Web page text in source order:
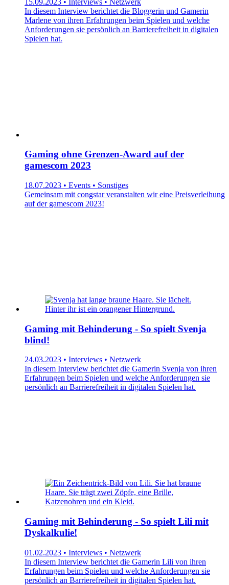
In diesem Interview berichtet die Bloggerin und Gamerin
Marlene von ihren Erfahrungen beim Spielen und welche
Anforderungen sie persönlich an Barrierefreiheit in digitalen
Spielen hat.
Gaming ohne Grenzen-Award auf der
gamescom 2023
18.07.2023 • Events • Sonstiges
Gemeinsam mit congstar veranstalten wir eine Preisverleihung
auf der gamescom 2023!
Gaming mit Behinderung - So spielt Svenja
blind!
24.03.2023 • Interviews • Netzwerk
In diesem Interview berichtet die Gamerin Svenja von ihren
Erfahrungen beim Spielen und welche Anforderungen sie
persönlich an Barrierefreiheit in digitalen Spielen hat.
Gaming mit Behinderung - So spielt Lili mit
Dyskalkulie!
01.02.2023 • Interviews • Netzwerk
In diesem Interview berichtet die Gamerin Lili von ihren
Erfahrungen beim Spielen und welche Anforderungen sie
persönlich an Barrierefreiheit in digitalen Spielen hat.